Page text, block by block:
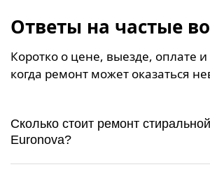
Ответы на частые
Коротко о цене, выезде, оплате и
когда ремонт может оказаться
Сколько стоит ремонт
Euronova?